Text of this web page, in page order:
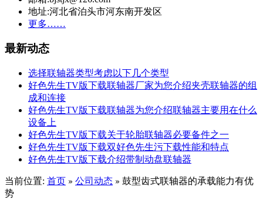
地址:河北省泊头市河东南开发区
更多……
最新动态
选择联轴器类型考虑以下几个类型
好色先生TV版下载联轴器厂家为您介绍夹壳联轴器的组
成和连接
好色先生TV版下载联轴器为您介绍联轴器主要用在什么
设备上
好色先生TV版下载关于轮胎联轴器必要备件之一
好色先生TV版下载双好色先生污下载性能和特点
好色先生TV版下载介绍带制动盘联轴器
当前位置: 首页 » 公司动态 » 鼓型齿式联轴器的承载能力有优
势